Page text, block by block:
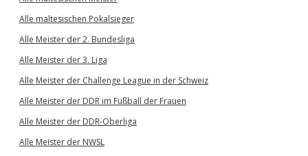
Alle maltesischen Pokalsieger
Alle Meister der 2. Bundesliga
Alle Meister der 3. Liga
Alle Meister der Challenge League in der Schweiz
Alle Meister der DDR im Fußball der Frauen
Alle Meister der DDR-Oberliga
Alle Meister der NWSL